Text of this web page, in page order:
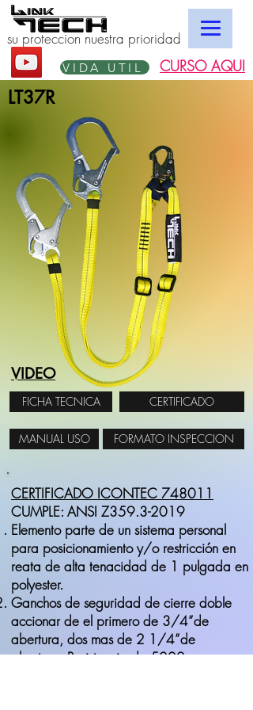
su proteccion nuestra prioridad
CURSO AQUI
VIDA UTIL
LT37R
VIDEO
FICHA TECNICA CERTIFICADO
MANUAL USO FORMATO INSPECCION
CERTIFICADO ICONTEC 748011
CUMPLE: ANSI Z359.3-2019
Elemento parte de un sistema personal
para posicionamiento y/o restricción en
reata de alta tenacidad de 1 pulgada en
polyester.
Ganchos de seguridad de cierre doble
accionar de el primero de 3/4”de
abertura, dos mas de 2 1/4”de
abertura. Resistencia de 5000